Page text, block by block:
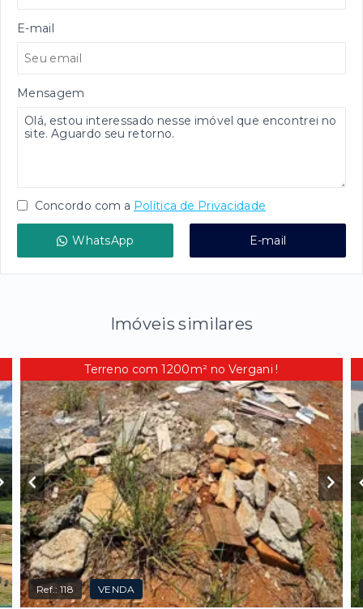
E-mail
Mensagem
Concordo com a Política de Privacidade
WhatsApp E-mail
Imóveis similares
Terreno com 1200m² no Vergani !
Ref.:118 VENDA